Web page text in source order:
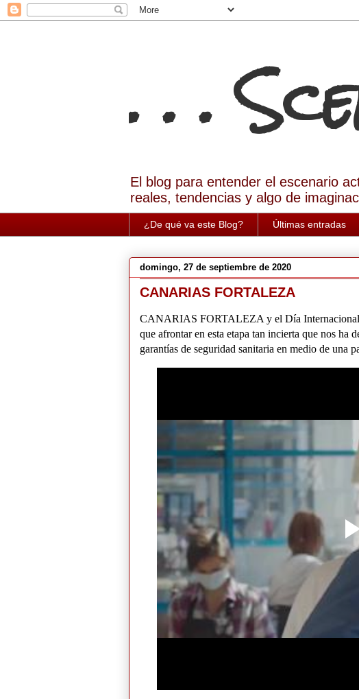
. . .
El blog para entender el escenario
reales, tendencias y algo de
¿De qué va este Blog? Últimas entradas
domingo, 27 de septiembre de 2020
CANARIAS FORTALEZA
CANARIAS FORTALEZA y el Día Internacional
que afrontar en esta etapa tan incierta que nos ha
garantías de seguridad sanitaria en medio de una